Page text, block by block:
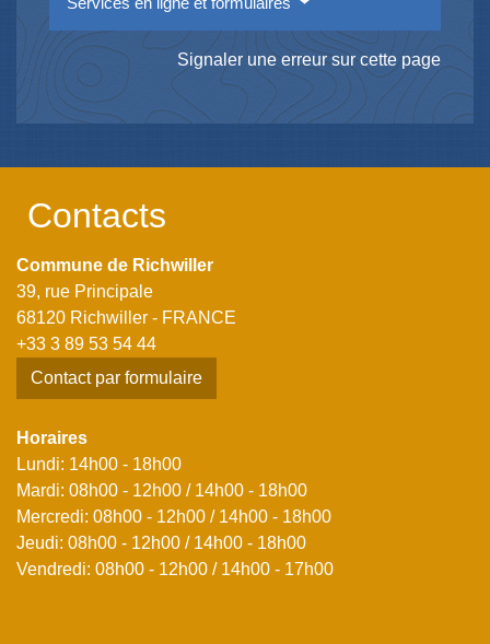
Signaler une erreur sur cette page
Contacts
Commune de Richwiller
39, rue Principale
68120 Richwiller - FRANCE
+33 3 89 53 54 44
Contact par formulaire
Horaires
Lundi: 14h00 - 18h00
Mardi: 08h00 - 12h00 / 14h00 - 18h00
Mercredi: 08h00 - 12h00 / 14h00 - 18h00
Jeudi: 08h00 - 12h00 / 14h00 - 18h00
Vendredi: 08h00 - 12h00 / 14h00 - 17h00